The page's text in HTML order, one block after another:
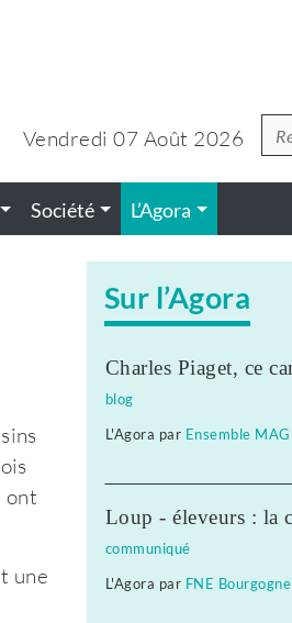
Vendredi 07 Août 2026
Société L’Agora
ont
une
Sur l’Agora
Charles Piaget, ce
blog
L'Agora par Ensemble
Loup - éleveurs : la
communiqué
L'Agora par FNE